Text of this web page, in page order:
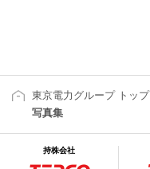
東京電力グループ トップ
写真集
持株会社